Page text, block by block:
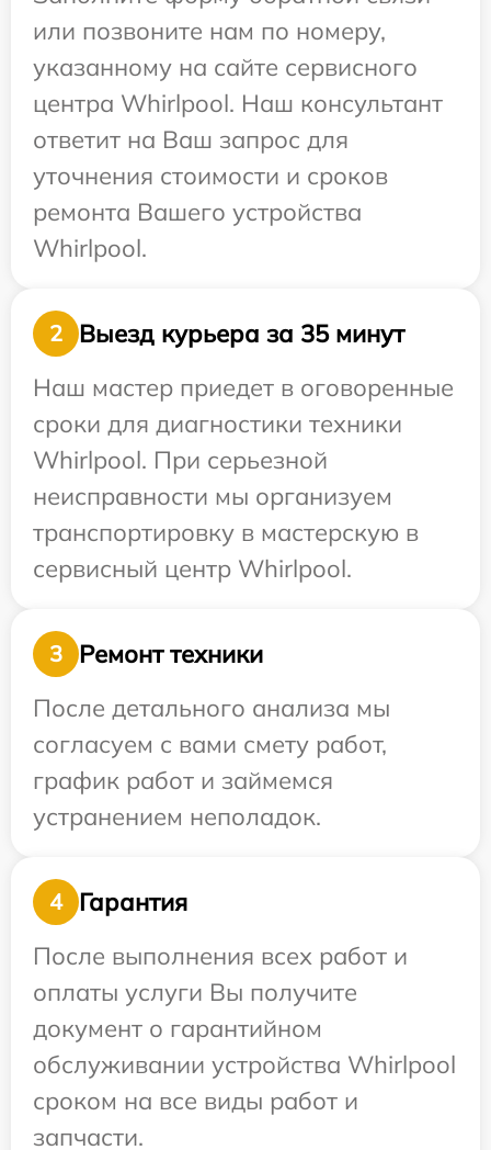
или позвоните нам по номеру,
указанному на сайте сервисного
центра Whirlpool. Наш консультант
ответит на Ваш запрос для
уточнения стоимости и сроков
ремонта Вашего устройства
Whirlpool.
2
Выезд курьера за 35 минут
Наш мастер приедет в оговоренные
сроки для диагностики техники
Whirlpool. При серьезной
неисправности мы организуем
транспортировку в мастерскую в
сервисный центр Whirlpool.
3
Ремонт техники
После детального анализа мы
согласуем с вами смету работ,
график работ и займемся
устранением неполадок.
4
Гарантия
После выполнения всех работ и
оплаты услуги Вы получите
документ о гарантийном
обслуживании устройства Whirlpool
сроком на все виды работ и
запчасти.